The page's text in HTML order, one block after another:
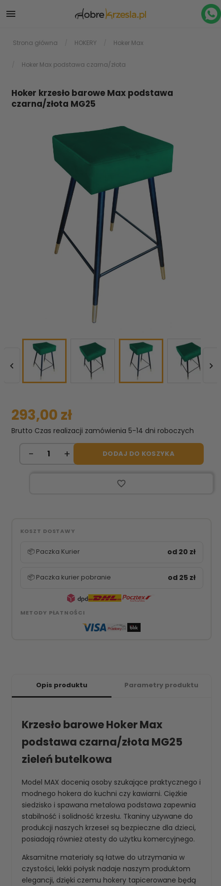

Strona główna HOKERY Hoker Max
Hoker Max podstawa czarna/złota
Hoker krzesło barowe Max podstawa
czarna/złota MG25
 
293,00 zł
Brutto Czas realizacji zamówienia 5-14 dni roboczych
DODAJ DO KOSZYKA
favorite_border
KOSZT DOSTAWY
📦 Paczka Kurier od 20 zł
📦 Paczka kurier pobranie od 25 zł
METODY PŁATNOŚCI
Opis produktu Parametry produktu
Krzesło barowe Hoker Max
podstawa czarna/złota MG25
zieleń butelkowa
Model MAX docenią osoby szukające praktycznego i
modnego hokera do kuchni czy kawiarni. Ciężkie
siedzisko i spawana metalowa podstawa zapewnia
stabilność i solidność krzesłu. Tkaniny używane do
produkcji naszych krzeseł są bezpieczne dla dzieci,
posiadają również atesty do użytku komercyjnego.
Aksamitne materiały są łatwe do utrzymania w
czystości, lekki połysk nadaje naszym produktom
elegancji, dzięki czemu hokery tapicerowane będą